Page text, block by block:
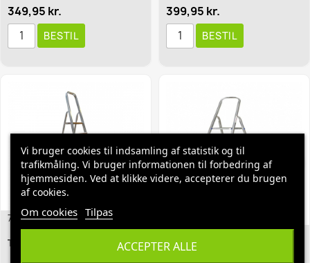
349,95 kr.
BESTIL
399,95 kr.
BESTIL
7728
Trappestige Alu 8 Trin
favorite_border
Trappestige Alu 7 Trin
Vi bruger cookies til indsamling af statistik og til
trafikmåling. Vi bruger informationen til forbedring af
hjemmesiden. Ved at klikke videre, accepterer du brugen
af cookies.
Om cookies Tilpas
ACCEPTER ALLE